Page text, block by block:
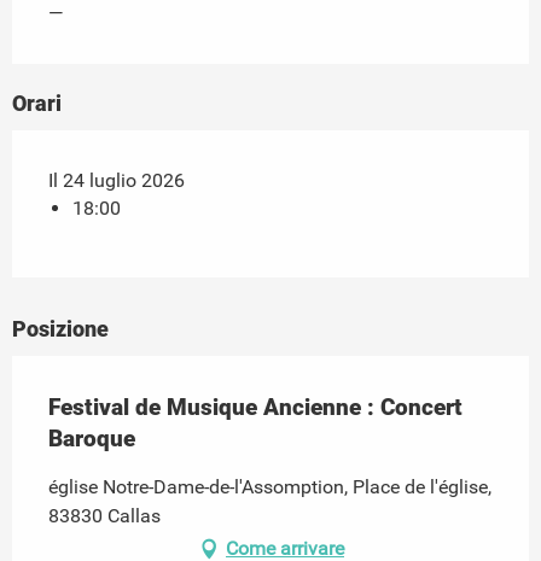
—
Orari
Il 24 luglio 2026
18:00
Posizione
Festival de Musique Ancienne : Concert
Baroque
église Notre-Dame-de-l'Assomption, Place de l'église,
83830 Callas
Come arrivare